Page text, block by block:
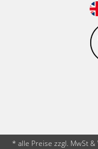
* alle Preise zzgl. MwSt